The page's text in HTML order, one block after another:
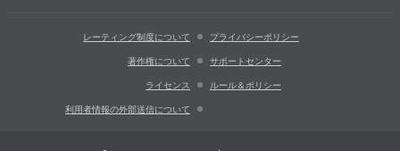
レーティング制度について プライバシーポリシー
著作権について サポートセンター
ライセンス ルール＆ポリシー
利用者情報の外部送信について